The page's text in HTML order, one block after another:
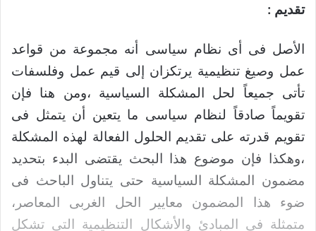
ي
د
ا
ل
ك
ت
تقديم :
الأصل فى أى نظام سياسى أنه مجموعة من قواعد
عمل وصيغ تنظيمية يرتكزان إلى قيم عمل وفلسفات
تأتى جميعاً لحل المشكلة السياسية ،ومن هنا فإن
تقويماً صادقاً لنظام سياسى ما يتعين أن يتمثل فى
تقويم قدرته على تقديم الحلول الفعالة لهذه المشكلة
،وهكذا فإن موضوع هذا البحث يقتضى البدء بتحديد
مضمون المشكلة السياسية حتى يتناول الباحث فى
ضوء هذا المضمون معايير الحل الغربى المعاصر،
متمثلة فى المبادئ والأشكال التنظيمية التى تشكل